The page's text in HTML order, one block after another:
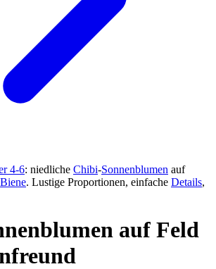
4-6: niedliche Chibi-Sonnenblumen auf
Biene. Lustige Proportionen, einfache Details,
auf Feld